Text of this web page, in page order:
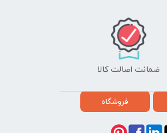
ضمانت اصالت کالا
فروشگاه